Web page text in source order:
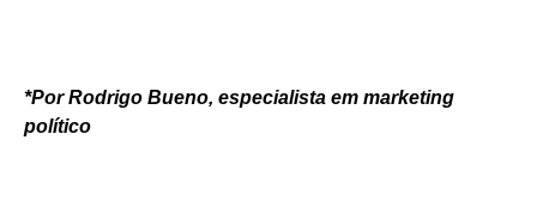
*Por Rodrigo Bueno, especialista em marketing
político